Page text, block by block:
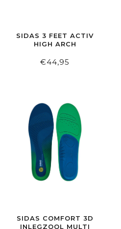
SIDAS 3 FEET ACTIV
HIGH ARCH
€44,95
SIDAS COMFORT 3D
INLEGZOOL MULTI